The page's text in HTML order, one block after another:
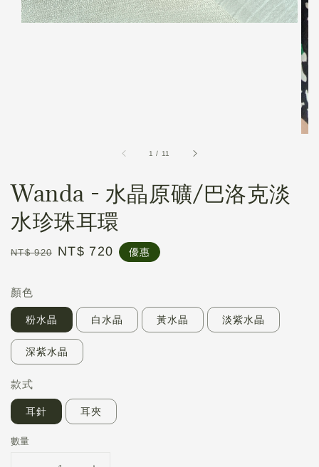
1 / 11
Wanda - 水晶原礦/巴洛克淡
水珍珠耳環
Regular
NT$ 920 Sale
NT$ 720 優惠
顏色
粉水晶 白水晶 黃水晶 淡紫水晶
深紫水晶
款式
耳針 耳夾
數量